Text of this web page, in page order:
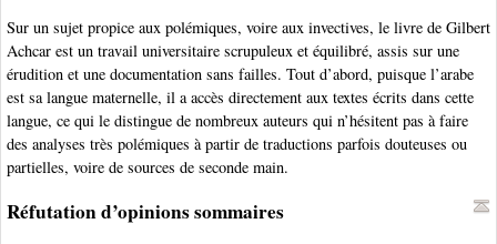
Sur un sujet propice aux polémiques, voire aux invectives, le livre de Gilbert
Achcar est un travail universitaire scrupuleux et équilibré, assis sur une
érudition et une documentation sans failles. Tout d’abord, puisque l’arabe
est sa langue maternelle, il a accès directement aux textes écrits dans cette
langue, ce qui le distingue de nombreux auteurs qui n’hésitent pas à faire
des analyses très polémiques à partir de traductions parfois douteuses ou
partielles, voire de sources de seconde main.
Réfutation d’opinions sommaires